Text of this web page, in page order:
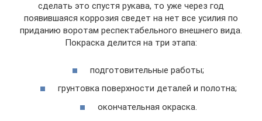
сделать это спустя рукава, то уже через год
появившаяся коррозия сведет на нет все усилия по
приданию воротам респектабельного внешнего вида.
Покраска делится на три этапа:
подготовительные работы;
грунтовка поверхности деталей и полотна;
окончательная окраска.